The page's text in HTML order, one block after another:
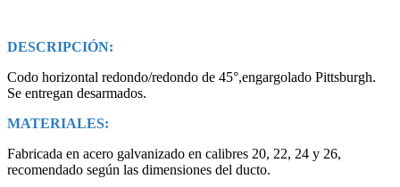
DESCRIPCIÓN:
Codo horizontal redondo/redondo de 45°,engargolado Pittsburgh.
Se entregan desarmados.
MATERIALES:
Fabricada en acero galvanizado en calibres 20, 22, 24 y 26,
recomendado según las dimensiones del ducto.